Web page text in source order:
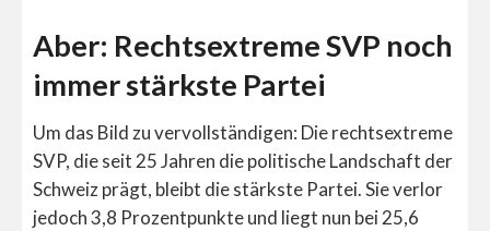
Aber: Rechtsextreme SVP noch
immer stärkste Partei
Um das Bild zu vervollständigen: Die rechtsextreme
SVP, die seit 25 Jahren die politische Landschaft der
Schweiz prägt, bleibt die stärkste Partei. Sie verlor
jedoch 3,8 Prozentpunkte und liegt nun bei 25,6